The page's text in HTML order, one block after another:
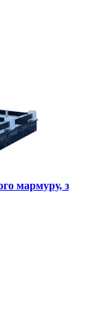
мармуру, з